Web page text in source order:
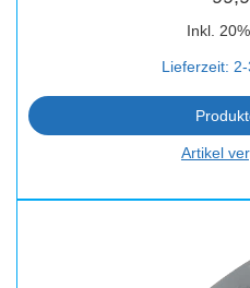
Inkl.
Lieferzeit:
Artikel